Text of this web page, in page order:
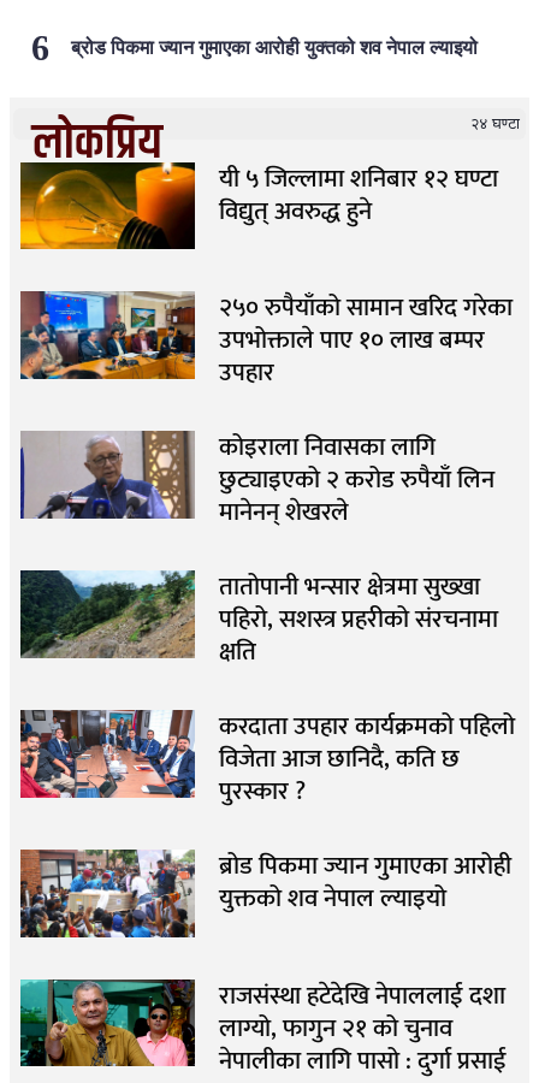
ब्रोड पिकमा ज्यान गुमाएका आरोही युक्तको शव नेपाल ल्याइयो
लोकप्रिय २४ घण्टा
यी ५ जिल्लामा शनिबार १२ घण्टा
विद्युत् अवरुद्ध हुने
२५० रुपैयाँको सामान खरिद गरेका
उपभोक्ताले पाए १० लाख बम्पर
उपहार
कोइराला निवासका लागि
छुट्याइएको २ करोड रुपैयाँ लिन
मानेनन् शेखरले
तातोपानी भन्सार क्षेत्रमा सुख्खा
पहिरो, सशस्त्र प्रहरीको संरचनामा
क्षति
करदाता उपहार कार्यक्रमको पहिलो
विजेता आज छानिदै, कति छ
पुरस्कार ?
ब्रोड पिकमा ज्यान गुमाएका आरोही
युक्तको शव नेपाल ल्याइयो
राजसंस्था हटेदेखि नेपाललाई दशा
लाग्यो, फागुन २१ को चुनाव
नेपालीका लागि पासो : दुर्गा प्रसाई